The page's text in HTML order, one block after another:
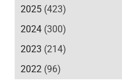
2025 (423)
2024 (300)
2023 (214)
2022 (96)